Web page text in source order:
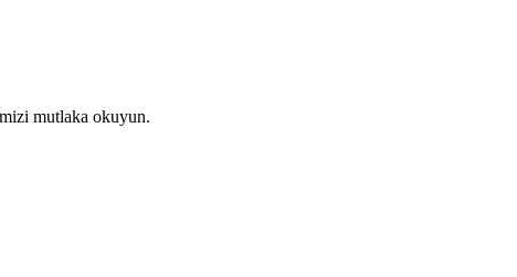
mutlaka okuyun.